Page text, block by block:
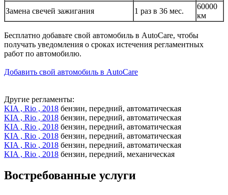
Замена свечей зажигания
1 раз в 36 мес.
60000
км
Бесплатно добавьте свой автомобиль в AutoCare, чтобы
получать уведомления о сроках истечения регламентных
работ по автомобилю.
Добавить свой автомобиль в AutoCare
Другие регламенты:
KIA , Rio , 2018 бензин, передний, автоматическая
KIA , Rio , 2018 бензин, передний, автоматическая
KIA , Rio , 2018 бензин, передний, автоматическая
KIA , Rio , 2018 бензин, передний, автоматическая
KIA , Rio , 2018 бензин, передний, автоматическая
KIA , Rio , 2018 бензин, передний, механическая
Востребованные услуги